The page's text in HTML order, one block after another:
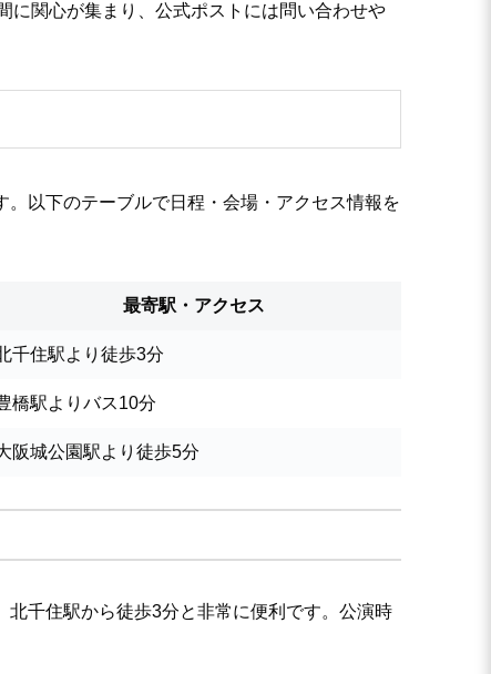
に関心が集まり、公式ポストには問い合わせや
以下のテーブルで日程・会場・アクセス情報を
最寄駅・アクセス
千住駅より徒歩3分
橋駅よりバス10分
阪城公園駅より徒歩5分
千住駅から徒歩3分と非常に便利です。公演時